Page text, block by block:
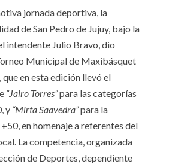
jornada deportiva, la
de San Pedro de Jujuy, bajo la
intendente Julio Bravo, dio
Municipal de Maxibásquet
que en esta edición llevó el
“Jairo Torres”para las categorías
y “Mirta Saavedra”para la
en homenaje a referentes del
La competencia, organizada
de Deportes, dependiente